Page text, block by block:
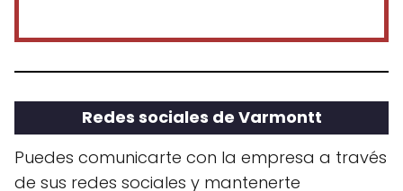
Redes sociales de Varmontt
Puedes comunicarte con la empresa a través
de sus redes sociales y mantenerte